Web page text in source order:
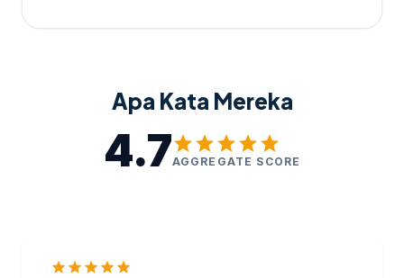
Apa Kata Mereka
4.7starstarstarstarstar
AGGREGATE SCORE
starstarstarstarstar